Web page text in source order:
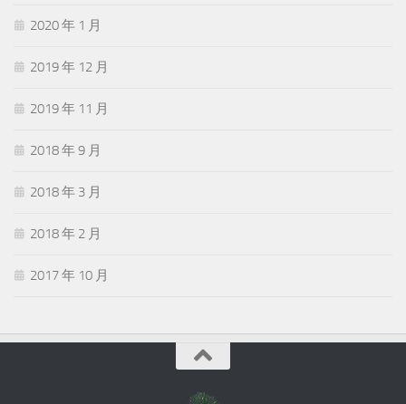
2020 年 1 月
2019 年 12 月
2019 年 11 月
2018 年 9 月
2018 年 3 月
2018 年 2 月
2017 年 10 月